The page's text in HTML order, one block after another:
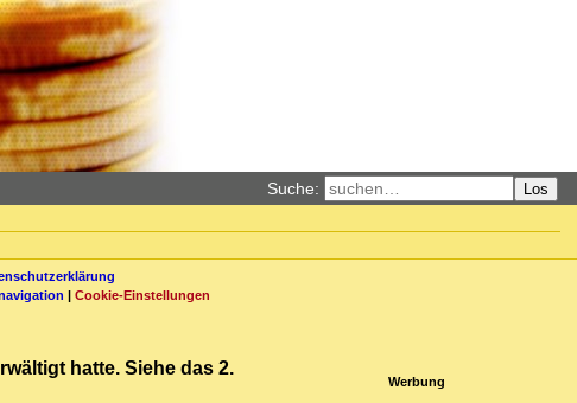
Suche: Los
| Cookie-Einstellungen
hatte. Siehe das 2.
Werbung